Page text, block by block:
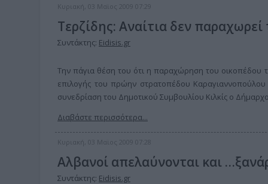
Κυριακή, 03 Μαϊος 2009 07:29
Τερζίδης: Αναίτια δεν
Συντάκτης: Eidisis.gr
Την πάγια θέση του ότι η παραχώρηση του οικοπέδου
επιλογής του πρώην στρατοπέδου
συνεδρίαση του Δημοτικού Συμβουλίου Κιλκίς ο
Διαβάστε περισσότερα...
Κυριακή, 03 Μαϊος 2009 07:28
Αλβανοί απελαύνονται και
Συντάκτης: Eidisis.gr